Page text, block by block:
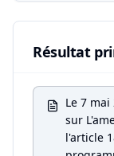
Résultat
Le 7
sur
l'article